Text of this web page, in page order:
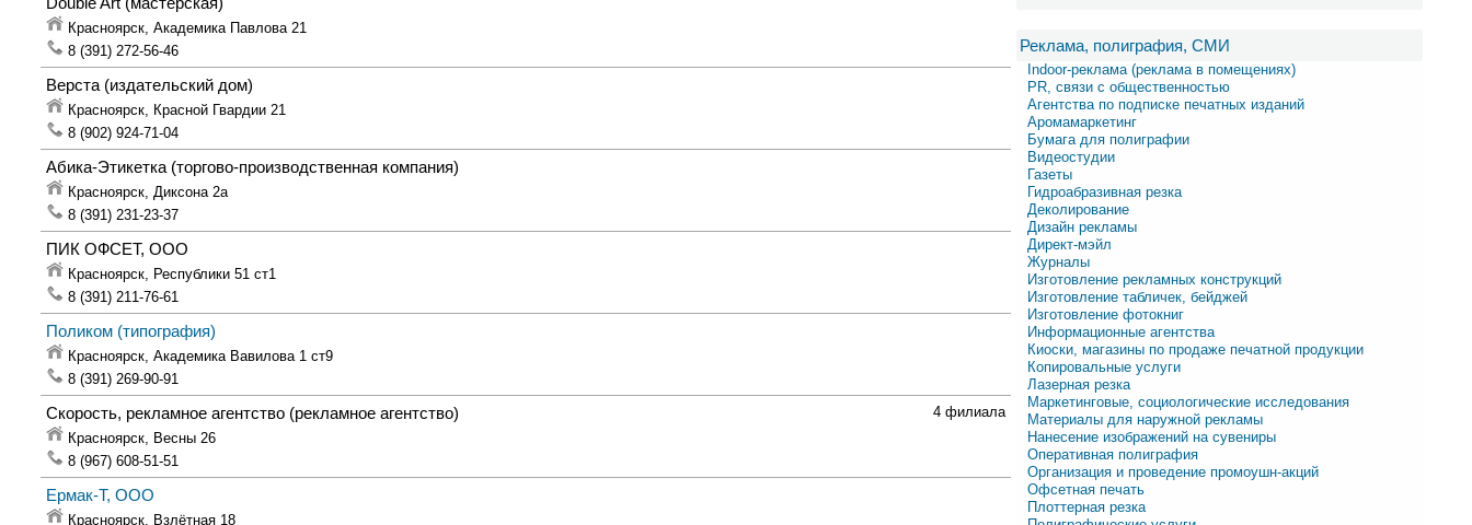
Красноярск, Академика Павлова 21
8 (391) 272-56-46
Верста (издательский дом)
Красноярск, Красной Гвардии 21
8 (902) 924-71-04
Абика-Этикетка (торгово-производственная компания)
Красноярск, Диксона 2а
8 (391) 231-23-37
ПИК ОФСЕТ, ООО
Красноярск, Республики 51 ст1
8 (391) 211-76-61
Поликом (типография)
Красноярск, Академика Вавилова 1 ст9
8 (391) 269-90-91
4 филиала
Скорость, рекламное агентство (рекламное агентство)
Красноярск, Весны 26
8 (967) 608-51-51
Ермак-Т, ООО
Красноярск, Взлётная 18
Реклама, полиграфия, СМИ
Indoor-реклама (реклама в помещениях)
PR, связи с общественностью
Агентства по подписке печатных изданий
Аромамаркетинг
Бумага для полиграфии
Видеостудии
Газеты
Гидроабразивная резка
Деколирование
Дизайн рекламы
Директ-мэйл
Журналы
Изготовление рекламных конструкций
Изготовление табличек, бейджей
Изготовление фотокниг
Информационные агентства
Киоски, магазины по продаже печатной продукции
Копировальные услуги
Лазерная резка
Маркетинговые, социологические исследования
Материалы для наружной рекламы
Нанесение изображений на сувениры
Оперативная полиграфия
Организация и проведение промоушн-акций
Офсетная печать
Плоттерная резка